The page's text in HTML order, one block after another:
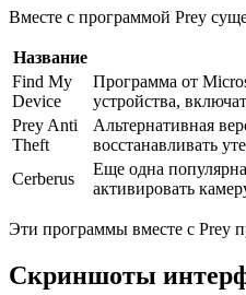
Вместе с программой Prey
Название
Find My
Device
Программа от
устройства,
Prey Anti
Theft
Альтернативная
восстанавливать
Cerberus
Еще одна
активировать
Эти программы вместе с Prey
Скриншоты